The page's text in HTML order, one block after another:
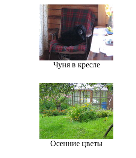
Чуня в кресле
Осенние цветы